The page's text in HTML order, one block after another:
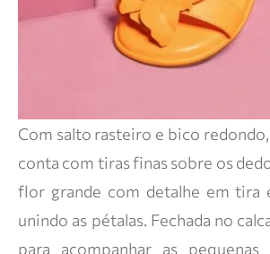
Com salto rasteiro e bico
conta com tiras finas sobre os
flor grande com detalhe em tira
unindo as pétalas. Fechada no
para acompanhar as